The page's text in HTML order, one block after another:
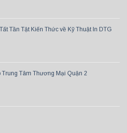
Tần Tật Kiến Thức về Kỹ Thuật In DTG
Trung Tâm Thương Mại Quận 2